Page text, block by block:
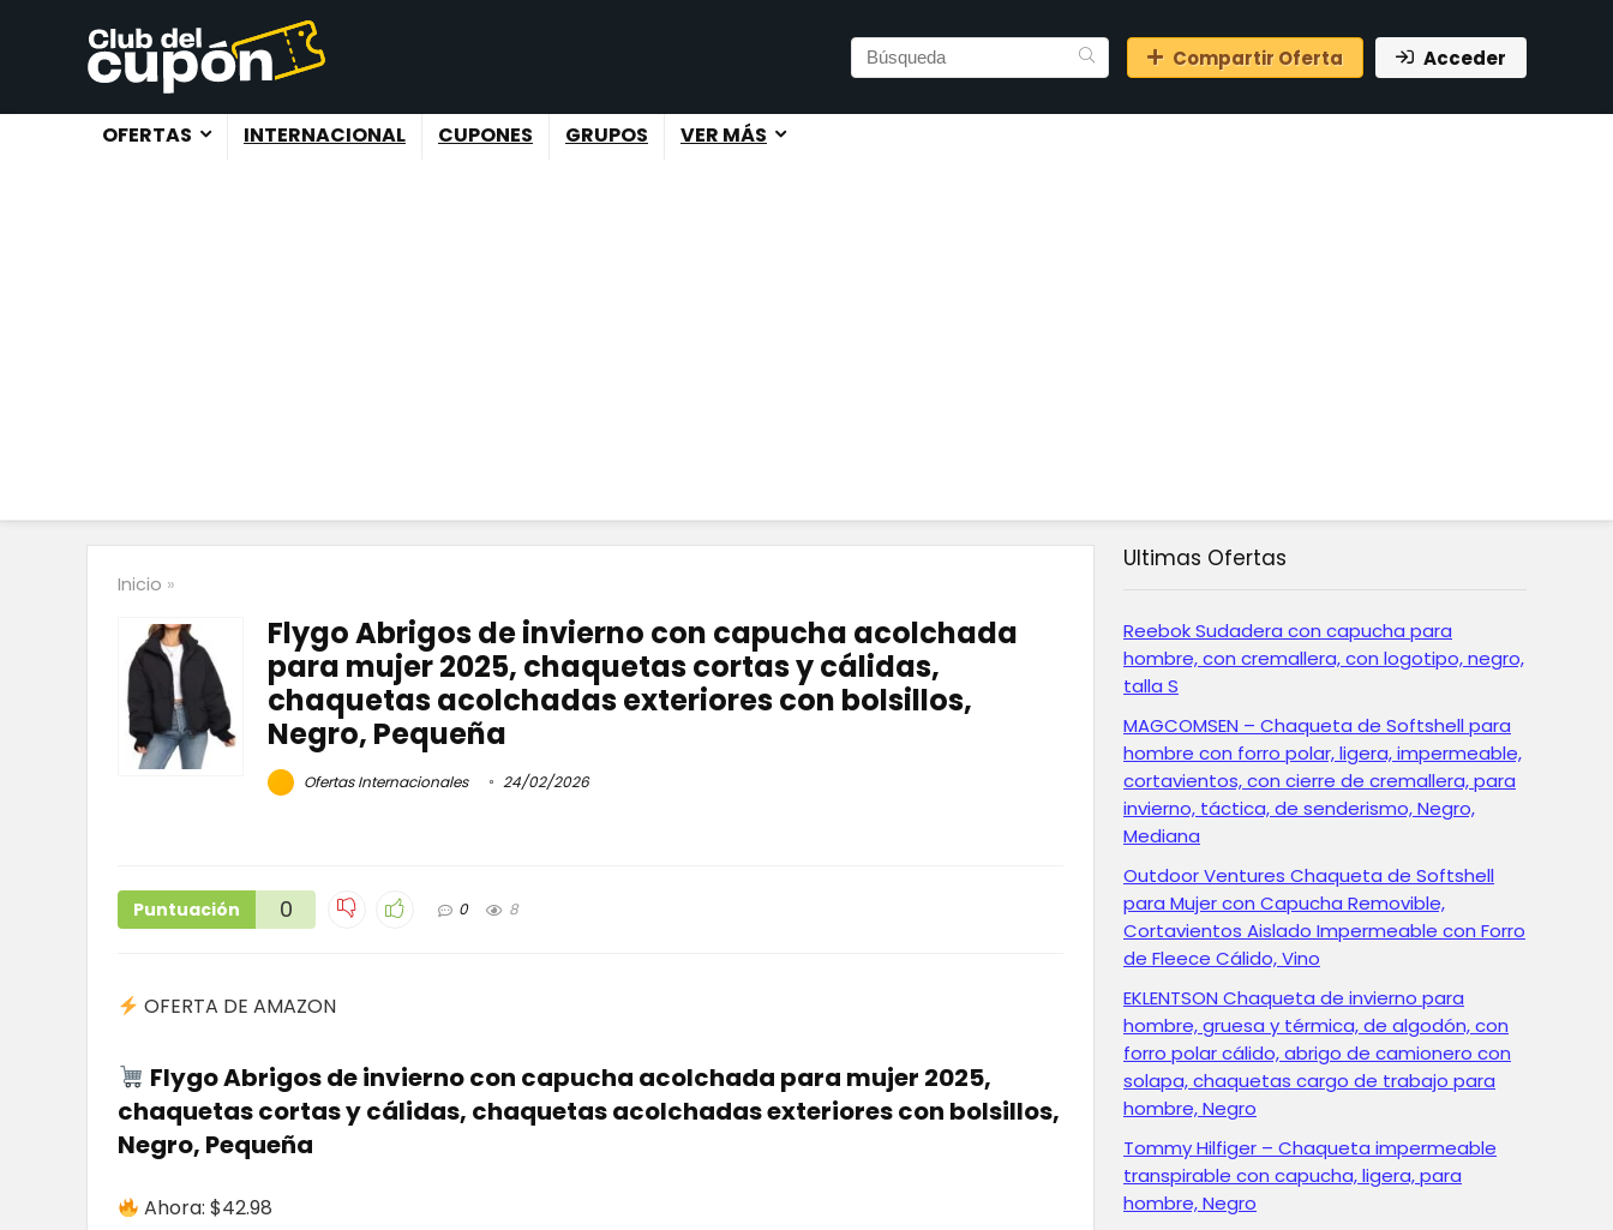
Compartir Oferta Acceder
OFERTAS INTERNACIONAL CUPONES GRUPOS VER MÁS
Inicio »
Flygo Abrigos de invierno con capucha acolchada
para mujer 2025, chaquetas cortas y cálidas,
chaquetas acolchadas exteriores con bolsillos,
Negro, Pequeña
Ofertas Internacionales 24/02/2026
Puntuación 0 0 8
OFERTA DE AMAZON
Flygo Abrigos de invierno con capucha acolchada para mujer 2025,
chaquetas cortas y cálidas, chaquetas acolchadas exteriores con bolsillos,
Negro, Pequeña
Ahora: $42.98
Ultimas Ofertas
Reebok Sudadera con capucha para
hombre, con cremallera, con logotipo, negro,
talla S
MAGCOMSEN – Chaqueta de Softshell para
hombre con forro polar, ligera, impermeable,
cortavientos, con cierre de cremallera, para
invierno, táctica, de senderismo, Negro,
Mediana
Outdoor Ventures Chaqueta de Softshell
para Mujer con Capucha Removible,
Cortavientos Aislado Impermeable con Forro
de Fleece Cálido, Vino
EKLENTSON Chaqueta de invierno para
hombre, gruesa y térmica, de algodón, con
forro polar cálido, abrigo de camionero con
solapa, chaquetas cargo de trabajo para
hombre, Negro
Tommy Hilfiger – Chaqueta impermeable
transpirable con capucha, ligera, para
hombre, Negro